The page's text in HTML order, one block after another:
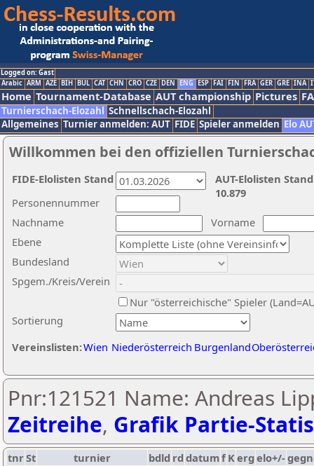
Logged on: Gast
Arabic ARM AZE BIH BUL CAT CHN CRO CZE DEN ENG ESP FAI FIN FRA GER GRE INA
Home Tournament-Database AUT championship Pictures
Turnierschach-Elozahl Schnellschach-Elozahl
Allgemeines Turnier anmelden: AUT FIDE Spieler anmelden Elo
Willkommen bei den offiziellen
Nachname
Vorname
Ebene
Sortierung
Personennummer
Bundesland
Spgem./Kreis/Verein
Nur "österreichische" Spieler
Vereinslisten:Wien Niederösterreich Burgenland
AUT-Elolisten
10.879
FIDE-Elolisten Stand
Pnr:121521 Name: Andreas
Zeitreihe, Grafik Partie-
tnrSt turnier bdld rd datumf Kerg elo+/-